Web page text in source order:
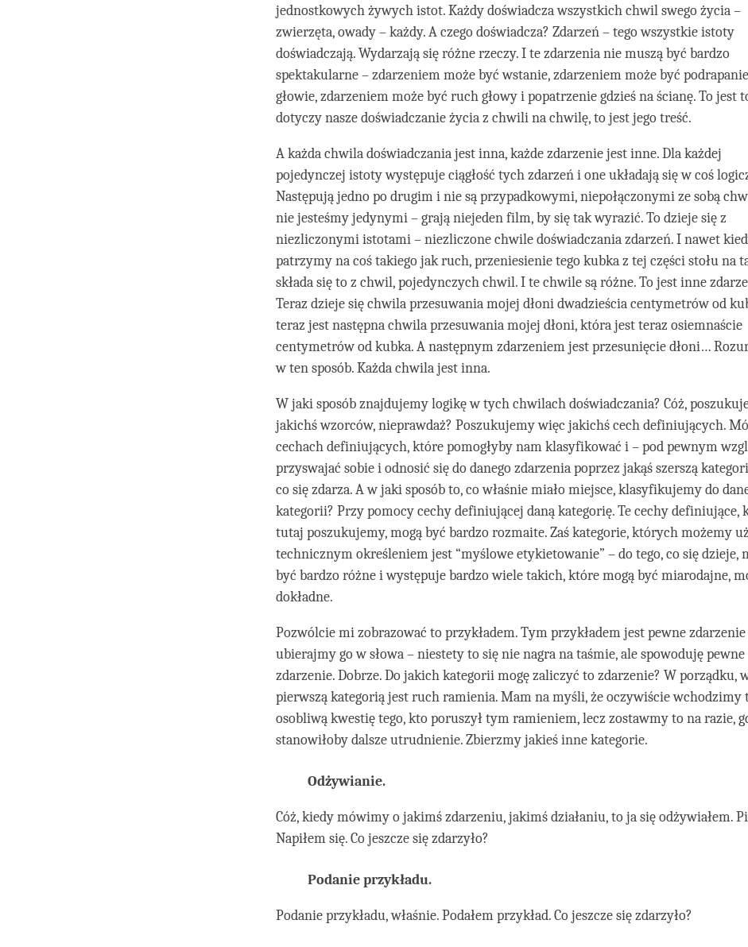
jednostkowych żywych istot. Każdy doświadcza wszystkich chwil swego życia –
zwierzęta, owady – każdy. A czego doświadcza? Zdarzeń – tego wszystkie istoty
doświadczają. Wydarzają się różne rzeczy. I te zdarzenia nie muszą być bardzo
spektakularne – zdarzeniem może być wstanie, zdarzeniem może być
głowie, zdarzeniem może być ruch głowy i popatrzenie gdzieś na ścianę. To jest
dotyczy nasze doświadczanie życia z chwili na chwilę, to jest jego treść.
A każda chwila doświadczania jest inna, każde zdarzenie jest inne. Dla każdej
pojedynczej istoty występuje ciągłość tych zdarzeń i one układają się w coś
Następują jedno po drugim i nie są przypadkowymi, niepołączonymi ze sobą
nie jesteśmy jedynymi – grają niejeden film, by się tak wyrazić. To dzieje się z
niezliczonymi istotami – niezliczone chwile doświadczania zdarzeń. I nawet
patrzymy na coś takiego jak ruch, przeniesienie tego kubka z tej części stołu na
składa się to z chwil, pojedynczych chwil. I te chwile są różne. To jest inne
Teraz dzieje się chwila przesuwania mojej dłoni dwadzieścia centymetrów od
teraz jest następna chwila przesuwania mojej dłoni, która jest teraz osiemnaście
centymetrów od kubka. A następnym zdarzeniem jest przesunięcie dłoni…
w ten sposób. Każda chwila jest inna.
W jaki sposób znajdujemy logikę w tych chwilach doświadczania? Cóż,
jakichś wzorców, nieprawdaż? Poszukujemy więc jakichś cech definiujących.
cechach definiujących, które pomogłyby nam klasyfikować i – pod pewnym
przyswajać sobie i odnosić się do danego zdarzenia poprzez jakąś szerszą
co się zdarza. A w jaki sposób to, co właśnie miało miejsce, klasyfikujemy do
kategorii? Przy pomocy cechy definiującej daną kategorię. Te cechy definiujące,
tutaj poszukujemy, mogą być bardzo rozmaite. Zaś kategorie, których możemy
technicznym określeniem jest “myślowe etykietowanie” – do tego, co się dzieje,
być bardzo różne i występuje bardzo wiele takich, które mogą być miarodajne,
dokładne.
Pozwólcie mi zobrazować to przykładem. Tym przykładem jest pewne
ubierajmy go w słowa – niestety to się nie nagra na taśmie, ale spowoduję pewne
zdarzenie. Dobrze. Do jakich kategorii mogę zaliczyć to zdarzenie? W porządku,
pierwszą kategorią jest ruch ramienia. Mam na myśli, że oczywiście wchodzimy
osobliwą kwestię tego, kto poruszył tym ramieniem, lecz zostawmy to na razie,
stanowiłoby dalsze utrudnienie. Zbierzmy jakieś inne kategorie.
Odżywianie.
Cóż, kiedy mówimy o jakimś zdarzeniu, jakimś działaniu, to ja się odżywiałem.
Napiłem się. Co jeszcze się zdarzyło?
Podanie przykładu.
Podanie przykładu, właśnie. Podałem przykład. Co jeszcze się zdarzyło?